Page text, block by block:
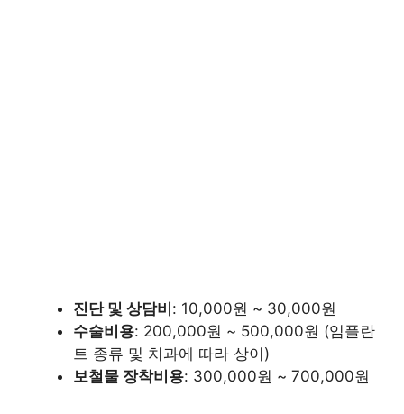
진단 및 상담비 : 10,000원 ~ 30,000원
수술비용: 200,000원 ~ 500,000원 (임플란
트 종류 및 치과에 따라 상이)
보철물 장착비용: 300,000원 ~ 700,000원